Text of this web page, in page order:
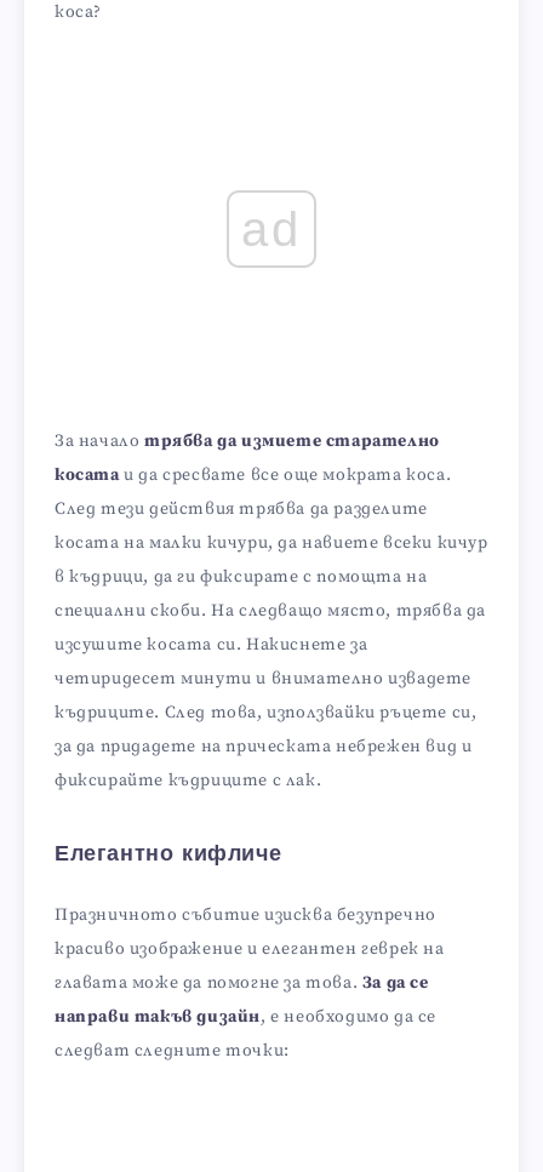
коса?
ad
За начало трябва да измиете старателно
косатаи да сресвате все още мократа коса.
След тези действия трябва да разделите
косата на малки кичури, да навиете всеки кичур
в къдрици, да ги фиксирате с помощта на
специални скоби. На следващо място, трябва да
изсушите косата си. Накиснете за
четиридесет минути и внимателно извадете
къдриците. След това, използвайки ръцете си,
за да придадете на прическата небрежен вид и
фиксирайте къдриците с лак.
Елегантно кифличе
Празничното събитие изисква безупречно
красиво изображение и елегантен геврек на
главата може да помогне за това. За да се
направи такъв дизайн, е необходимо да се
следват следните точки: